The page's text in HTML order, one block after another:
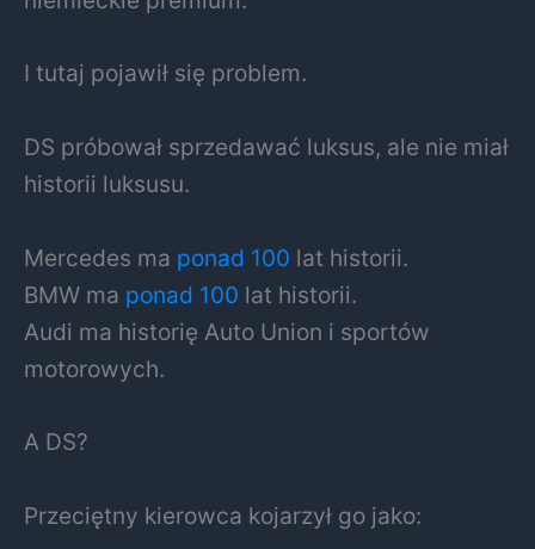
I tutaj pojawił się problem.
DS próbował sprzedawać luksus, ale nie miał
historii luksusu.
Mercedes ma ponad 100 lat historii.
BMW ma ponad 100 lat historii.
Audi ma historię Auto Union i sportów
motorowych.
A DS?
Przeciętny kierowca kojarzył go jako: